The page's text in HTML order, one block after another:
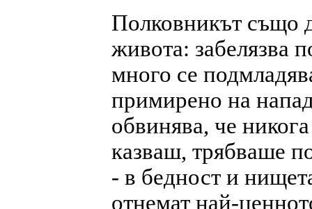
Полковникът също
живота: забелязва
много се
примирено на
обвинява, че
казваш, трябваше
- в бедност и
отнемат най-